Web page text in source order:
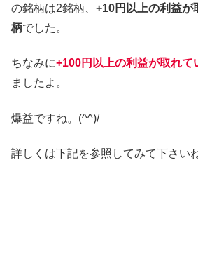
の銘柄は2銘柄、 +10円以上の利益が
柄でした。
ちなみに+100円以上の利益が取れて
ましたよ。
爆益ですね。(^^)/
詳しくは下記を参照してみて下さいね